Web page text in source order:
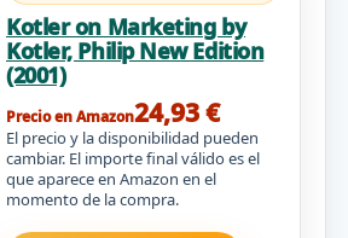
Kotler on Marketing by
Kotler, Philip New Edition
(2001)
Precio en Amazon24,93 €
El precio y la disponibilidad pueden
cambiar. El importe final válido es el
que aparece en Amazon en el
momento de la compra.